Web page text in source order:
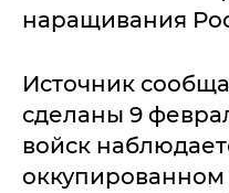
наращивания
Источник
сделаны 9
войск